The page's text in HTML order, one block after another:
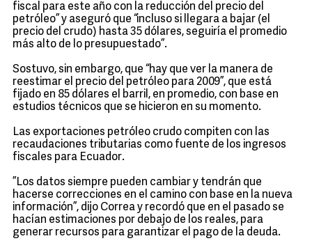
fiscal para este año con la reducción del precio del
petróleo” y aseguró que “incluso si llegara a bajar (el
precio del crudo) hasta 35 dólares, seguiría el promedio
más alto de lo presupuestado”.
Sostuvo, sin embargo, que “hay que ver la manera de
reestimar el precio del petróleo para 2009”, que está
fijado en 85 dólares el barril, en promedio, con base en
estudios técnicos que se hicieron en su momento.
Las exportaciones petróleo crudo compiten con las
recaudaciones tributarias como fuente de los ingresos
fiscales para Ecuador.
”Los datos siempre pueden cambiar y tendrán que
hacerse correcciones en el camino con base en la nueva
información”, dijo Correa y recordó que en el pasado se
hacían estimaciones por debajo de los reales, para
generar recursos para garantizar el pago de la deuda.